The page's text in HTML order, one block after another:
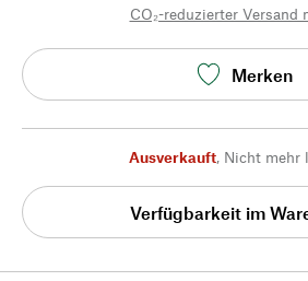
CO₂-reduzierter Versand
Merken
Ausverkauft, Nicht mehr
Verfügbarkeit im